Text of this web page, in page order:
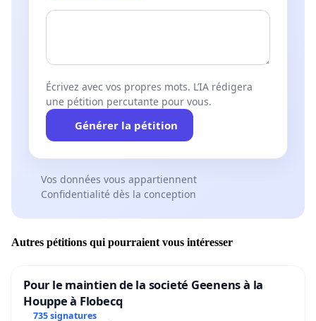
Écrivez avec vos propres mots. L’IA rédigera
une pétition percutante pour vous.
Générer la pétition
Vos données vous appartiennent
Confidentialité dès la conception
Autres pétitions qui pourraient vous intéresser
Pour le maintien de la societé Geenens à la
Houppe à Flobecq
735 signatures